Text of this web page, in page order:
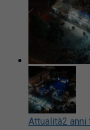
Attualità2 anni